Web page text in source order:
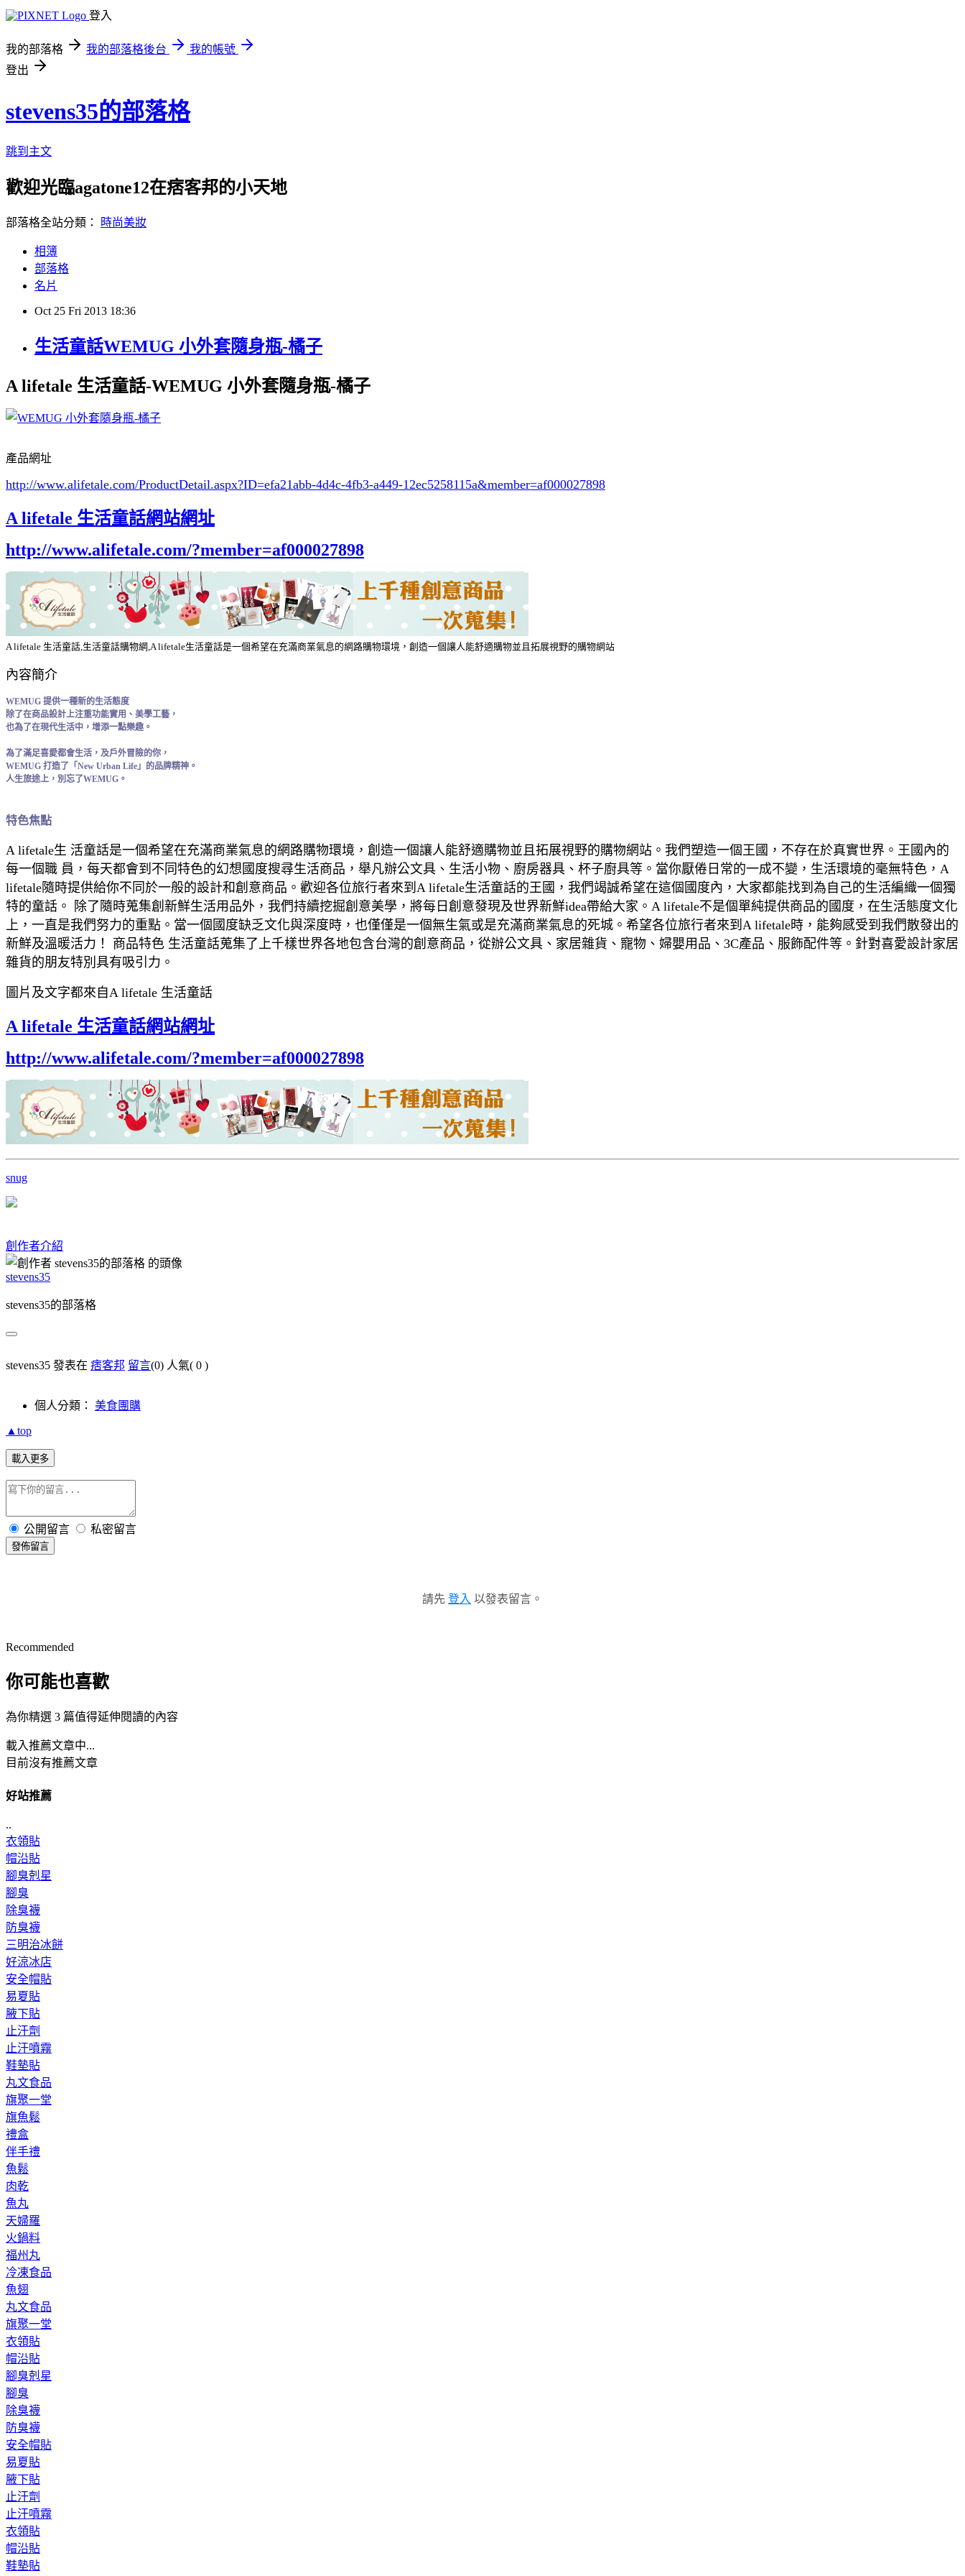
登入
我的部落格 我的部落格後台
我的帳號
登出
stevens35的部落格
跳到主文
歡迎光臨agatone12在痞客邦的小天地
部落格全站分類： 時尚美妝
相簿
部落格
名片
Oct 25 Fri 2013 18:36
生活童話WEMUG 小外套隨身瓶-橘子
A lifetale 生活童話-WEMUG 小外套隨身瓶-橘子
產品網址
http://www.alifetale.com/ProductDetail.aspx?ID=efa21abb-4d4c-4fb3-a449-12ec5258115a&member=af000027898
A lifetale 生活童話網站網址
http://www.alifetale.com/?member=af000027898
A lifetale 生活童話,生活童話購物網,A lifetale生活童話是一個希望在充滿商業氣息的網路購物環境，創造一個讓人能舒適購物並且拓展視野的購物網站
內容簡介
WEMUG 提供一種新的生活態度
除了在商品設計上注重功能實用、美學工藝，
也為了在現代生活中，增添一點樂趣。
為了滿足喜愛都會生活，及戶外冒險的你，
WEMUG 打造了「New Urban Life」的品牌精神。
人生旅途上，別忘了WEMUG。
特色焦點
A lifetale生 活童話是一個希望在充滿商業氣息的網路購物環境，創造一個讓人能舒適購物並且拓展視野的購物網站。我們塑造一個王國，不存在於真實世界。王國內的
每一個職 員，每天都會到不同特色的幻想國度搜尋生活商品，舉凡辦公文具、生活小物、廚房器具、杯子廚具等。當你厭倦日常的一成不變，生活環境的毫無特色，A
lifetale隨時提供給你不同於一般的設計和創意商品。歡迎各位旅行者來到A lifetale生活童話的王國，我們竭誠希望在這個國度內，大家都能找到為自己的生活編織一個獨
特的童話。 除了隨時蒐集創新鮮生活用品外，我們持續挖掘創意美學，將每日創意發現及世界新鮮idea帶給大家。A lifetale不是個單純提供商品的國度，在生活態度文化
上，一直是我們努力的重點。當一個國度缺乏文化與深度時，也僅僅是一個無生氣或是充滿商業氣息的死城。希望各位旅行者來到A lifetale時，能夠感受到我們散發出的
新鮮及溫暖活力！ 商品特色 生活童話蒐集了上千樣世界各地包含台灣的創意商品，從辦公文具、家居雜貨、寵物、婦嬰用品、3C產品、服飾配件等。針對喜愛設計家居
雜貨的朋友特別具有吸引力。
圖片及文字都來自A lifetale 生活童話
A lifetale 生活童話網站網址
http://www.alifetale.com/?member=af000027898
snug
創作者介紹
stevens35
stevens35的部落格
stevens35 發表在 痞客邦 留言(0) 人氣( 0 )
個人分類： 美食團購
▲top
載入更多
公開留言 私密留言
發佈留言
請先 登入 以發表留言。
Recommended
你可能也喜歡
為你精選 3 篇值得延伸閱讀的內容
載入推薦文章中...
目前沒有推薦文章
好站推薦
..
衣領貼
帽沿貼
腳臭剋星
腳臭
除臭襪
防臭襪
三明治冰餅
好涼冰店
安全帽貼
易夏貼
腋下貼
止汗劑
止汗噴霧
鞋墊貼
丸文食品
旗聚一堂
旗魚鬆
禮盒
伴手禮
魚鬆
肉乾
魚丸
天婦羅
火鍋料
福州丸
冷凍食品
魚翅
丸文食品
旗聚一堂
衣領貼
帽沿貼
腳臭剋星
腳臭
除臭襪
防臭襪
安全帽貼
易夏貼
腋下貼
止汗劑
止汗噴霧
衣領貼
帽沿貼
鞋墊貼